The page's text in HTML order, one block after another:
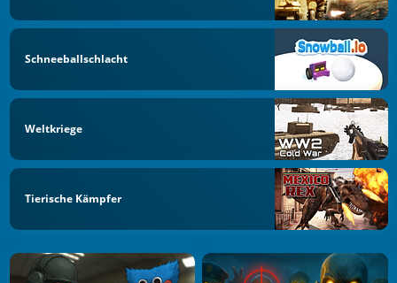
Schneeballschlacht
Weltkriege
Tierische Kämpfer